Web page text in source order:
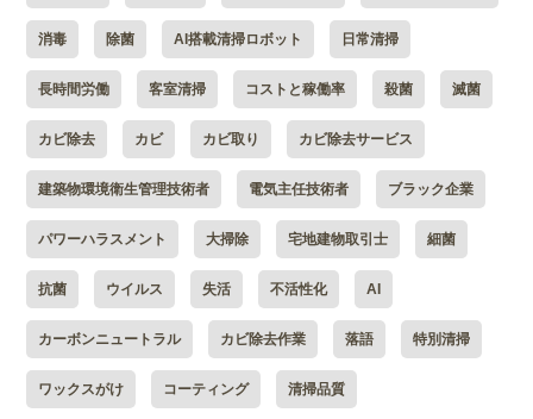
消毒 除菌 AI搭載清掃ロボット 日常清掃
長時間労働 客室清掃 コストと稼働率 殺菌 滅菌
カビ除去 カビ カビ取り カビ除去サービス
建築物環境衛生管理技術者 電気主任技術者 ブラック企業
パワーハラスメント 大掃除 宅地建物取引士 細菌
抗菌 ウイルス 失活 不活性化 AI
カーボンニュートラル カビ除去作業 落語 特別清掃
ワックスがけ コーティング 清掃品質